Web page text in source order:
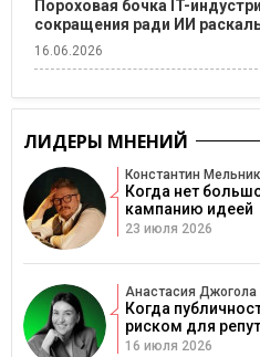
Пороховая бочка IT-
сокращения ради ИИ
16.06.2026
ЛИДЕРЫ МНЕНИЙ
Константин
Когда нет
кампанию идеей
23 июля 2026
Анастасия Джогола
Когда
риском для
16 июля 2026